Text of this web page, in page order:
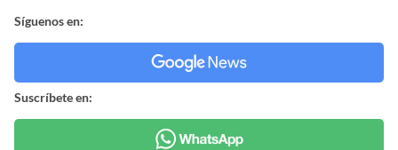
Síguenos en:
Suscríbete en: